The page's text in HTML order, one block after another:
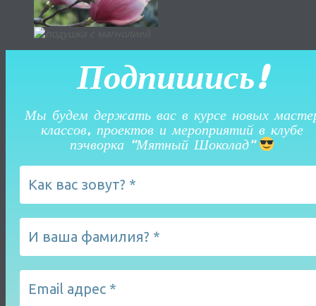
Подпишись!
Мы будем держать вас в курсе новых
классов, проектов и мероприятий в клубе
пэчворка "Мятный Шоколад"